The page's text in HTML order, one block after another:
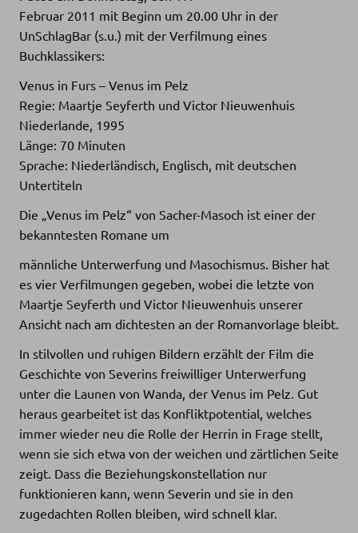
Februar 2011 mit Beginn um 20.00 Uhr in der
UnSchlagBar (s.u.) mit der Verfilmung eines
Buchklassikers:
Venus in Furs – Venus im Pelz
Regie: Maartje Seyferth und Victor Nieuwenhuis
Niederlande, 1995
Länge: 70 Minuten
Sprache: Niederländisch, Englisch, mit deutschen
Untertiteln
Die „Venus im Pelz“ von Sacher-Masoch ist einer der
bekanntesten Romane um
männliche Unterwerfung und Masochismus. Bisher hat
es vier Verfilmungen gegeben, wobei die letzte von
Maartje Seyferth und Victor Nieuwenhuis unserer
Ansicht nach am dichtesten an der Romanvorlage bleibt.
In stilvollen und ruhigen Bildern erzählt der Film die
Geschichte von Severins freiwilliger Unterwerfung
unter die Launen von Wanda, der Venus im Pelz. Gut
heraus gearbeitet ist das Konfliktpotential, welches
immer wieder neu die Rolle der Herrin in Frage stellt,
wenn sie sich etwa von der weichen und zärtlichen Seite
zeigt. Dass die Beziehungskonstellation nur
funktionieren kann, wenn Severin und sie in den
zugedachten Rollen bleiben, wird schnell klar.